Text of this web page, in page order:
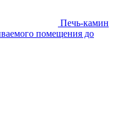
Печь-камин
помещения до